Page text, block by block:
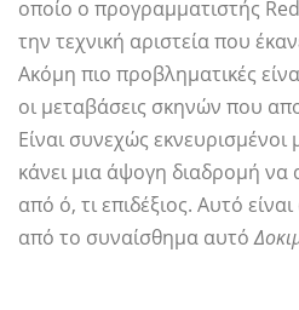
οποίο ο προγραμματιστής
την τεχνική αριστεία που
Ακόμη πιο προβληματικές
οι μεταβάσεις σκηνών που
Είναι συνεχώς
κάνει μια άψογη διαδρομή να
από ό, τι επιδέξιος. Αυτό
από το συναίσθημα αυτό